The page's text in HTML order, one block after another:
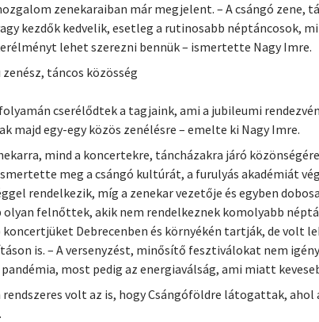
zenekaraiban már megjelent. – A csángó zene,
kezdők kedvelik, esetleg a rutinosabb néptáncosok,
lehet szerezni bennük – ismertette Nagy Imre.
táncos közösség
folyamán cserélődtek a tagjaink, ami a jubileumi
majd egy-egy közös zenélésre – emelte ki Nagy Imre.
mind a koncertekre, táncházakra járó
meg a csángó kultúrát, a furulyás akadémiát
rendelkezik, míg a zenekar vezetője és egyben
olyan felnőttek, akik nem rendelkeznek komolyabb
Debrecenben és környékén tartják, de volt
is. – A versenyzést, minősítő fesztiválokat nem
most pedig az energiaválság, ami miatt
rendszeres volt az is, hogy Csángóföldre látogattak,